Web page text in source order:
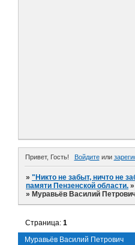
Привет, Гость! Войдитеили
»"Никто не забыт, ничто не
памяти Пензенской области. »
» Муравьёв Василий
Муравьёв Василий Петрович
Страница:1